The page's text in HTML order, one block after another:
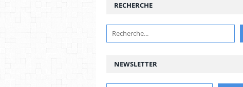
NEWSLETTER
RECHERCHE